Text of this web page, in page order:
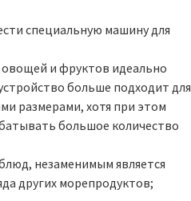
специальную машину для
овощей и фруктов идеально
больше подходит для
размерами, хотя при этом
большое количество
незаменимым является
других морепродуктов;